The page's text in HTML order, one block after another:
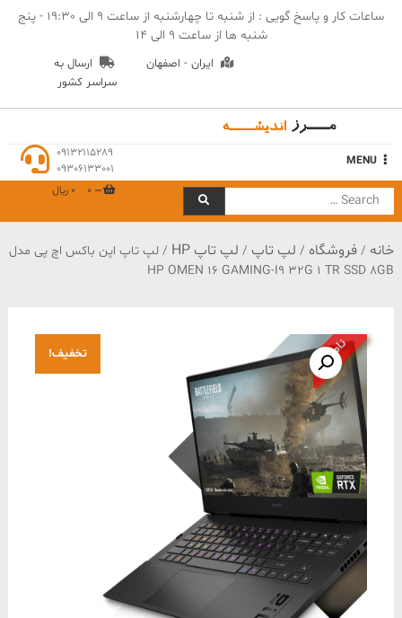
ساعات کار و پاسخ گویی : از شنبه تا چهارشنبه از ساعت 9 الی 19:30 - پنج
شنبه ها از ساعت 9 الی 14
ایران - اصفهان
ارسال به
سراسر کشور
MENU
09132115289
09306133001
Search
for:
0 0 ﷼
خانه / فروشگاه / لپ تاپ / لپ تاپ HP
/ لپ تاپ اپن باکس اچ پی مدل
HP OMEN 16 GAMING-I9 32G 1 TR SSD 8GB
تخفیف! ناموجود